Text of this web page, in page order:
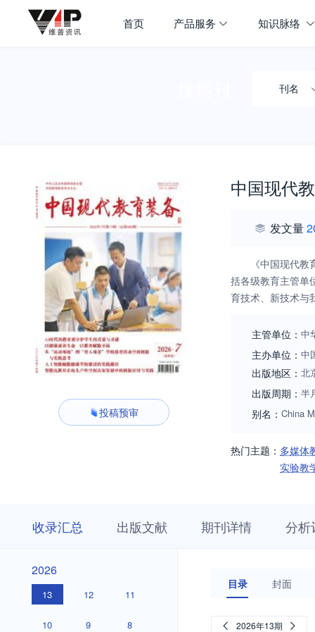
首页 产品服务 知识脉络
刊名
投稿预审
中国现代
发文量
《中国现代
括各级教育主管单
育技术、新技术与
主管单位： 中
主办单位： 中
出版地区： 北
出版周期： 半
别名： China
热门主题： 多媒体
实验教
收录汇总 出版文献 期刊详情 分析
2026
2026
13 12 11
10 9 8
目录 封面
2026年13期